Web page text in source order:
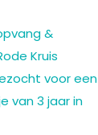
&
Kruis
voor een
van 3 jaar in